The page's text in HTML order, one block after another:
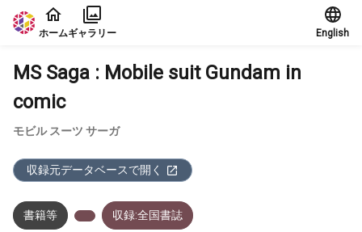
本文に飛ぶ
ホームギャラリー English
MS Saga : Mobile suit Gundam in
comic
モビル スーツ サーガ
収録元データベースで開く
書籍等 収録:全国書誌